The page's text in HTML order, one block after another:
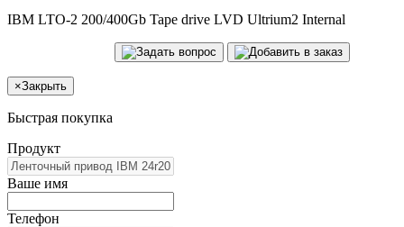
IBM LTO-2 200/400Gb Tape drive LVD Ultrium2 Internal
×Закрыть
Быстрая покупка
Продукт
Ваше имя
Телефон